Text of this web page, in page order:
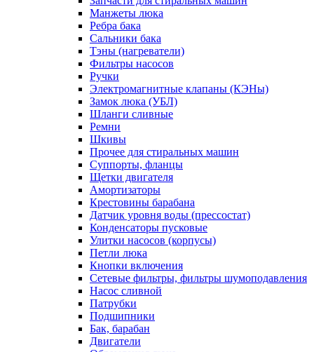
Манжеты люка
Ребра бака
Сальники бака
Тэны (нагреватели)
Фильтры насосов
Ручки
Электромагнитные клапаны (КЭНы)
Замок люка (УБЛ)
Шланги сливные
Ремни
Шкивы
Прочее для стиральных машин
Суппорты, фланцы
Щетки двигателя
Амортизаторы
Крестовины барабана
Датчик уровня воды (прессостат)
Конденсаторы пусковые
Улитки насосов (корпусы)
Петли люка
Кнопки включения
Сетевые фильтры, фильтры шумоподавления
Насос сливной
Патрубки
Подшипники
Бак, барабан
Двигатели